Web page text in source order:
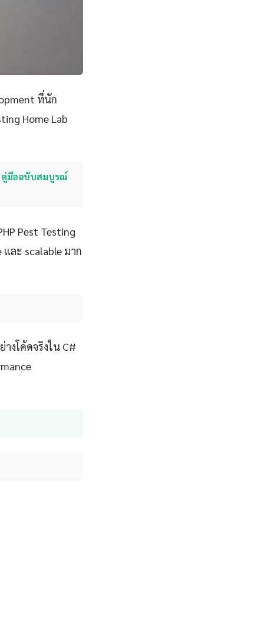
ที่นัก
Home Lab
คู่มือฉบับสมบูรณ์
Pest Testing
ละ scalable มาก
งโค้ดจริงใน C#